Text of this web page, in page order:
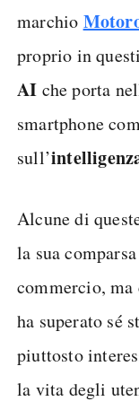
marchio
proprio in
AI che porta
smartphone
sull’
Alcune di
la sua
commercio, ma
ha superato sé
piuttosto
la vita degli